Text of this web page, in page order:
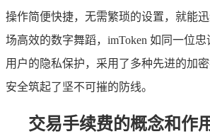
操作简便快捷，无需繁琐的设置，就能
场高效的数字舞蹈，imToken 如同一位
用户的隐私保护，采用了多种先进的加
安全筑起了坚不可摧的防线。
交易手续费的概念和作